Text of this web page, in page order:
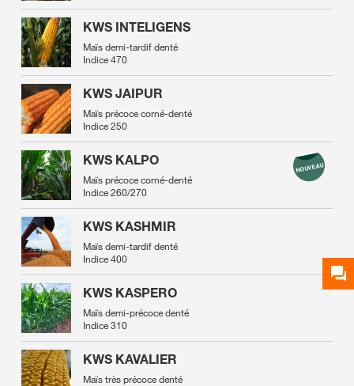
KWS INTELIGENS
Maïs demi-tardif denté
Indice 470
KWS JAIPUR
Maïs précoce corné-denté
Indice 250
KWS KALPO
Maïs précoce corné-denté
Indice 260/270
KWS KASHMIR
Maïs demi-tardif denté
Indice 400
KWS KASPERO
Maïs demi-précoce denté
Indice 310
KWS KAVALIER
Maïs très précoce denté